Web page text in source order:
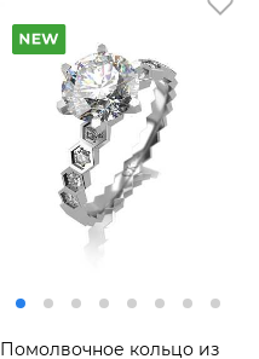
Помолвочное кольцо из